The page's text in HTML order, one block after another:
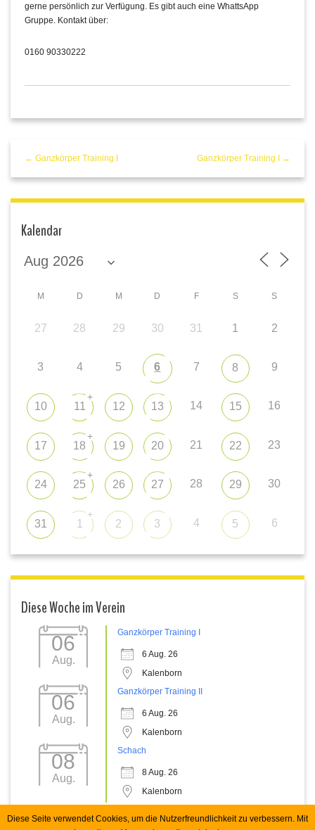
gerne persönlich zur Verfügung. Es gibt auch eine WhattsApp
Gruppe. Kontakt über:
0160 90330222
← Ganzkörper Training I Ganzkörper Training I →
Kalendar
M D M D F S S
27 28 29 30 31 1 2
3 4 5 6 7 8 9
10 11
+
12 13 14 15 16
17 18
+
19 20 21 22 23
24 25
+
26 27 28 29 30
31 1
+
2 3 4 5 6
Diese Woche im Verein
06
Aug.
Ganzkörper Training I
6 Aug. 26
Kalenborn
06
Aug.
Ganzkörper Training II
6 Aug. 26
Kalenborn
08
Aug.
Schach
8 Aug. 26
Kalenborn
Diese Seite verwendet Cookies, um die Nutzerfreundlichkeit zu verbessern. Mit